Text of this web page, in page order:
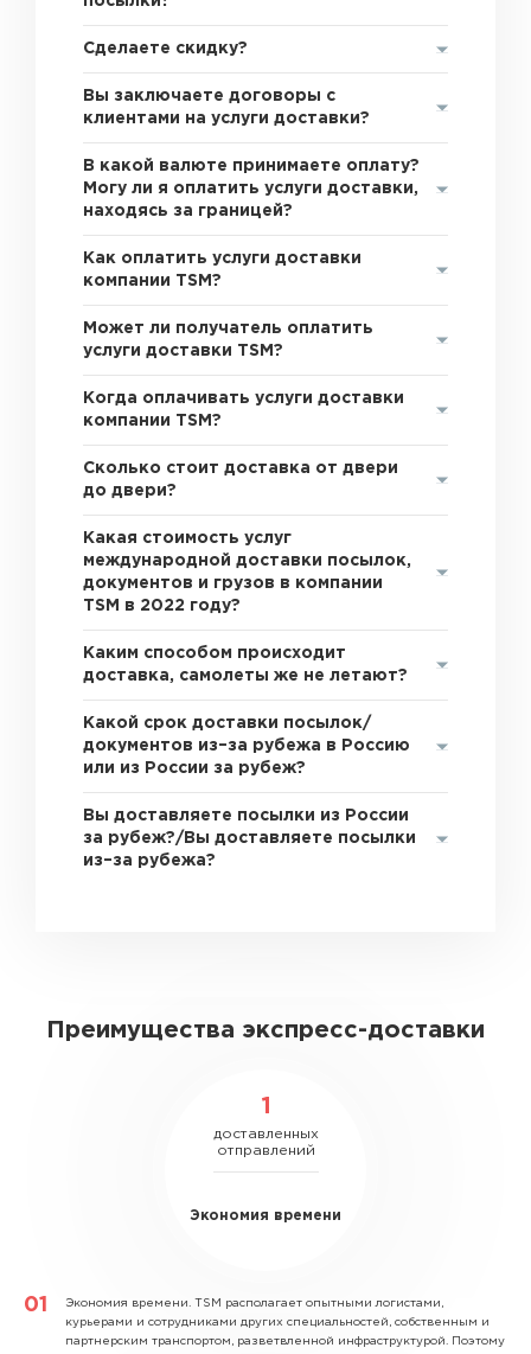
Сделаете скидку?
Вы заключаете договоры с
клиентами на услуги доставки?
В какой валюте принимаете оплату?
Могу ли я оплатить услуги доставки,
находясь за границей?
Как оплатить услуги доставки
компании TSM?
Может ли получатель оплатить
услуги доставки TSM?
Когда оплачивать услуги доставки
компании TSM?
Сколько стоит доставка от двери
до двери?
Какая стоимость услуг
международной доставки посылок,
документов и грузов в компании
TSM в 2022 году?
Каким способом происходит
доставка, самолеты же не летают?
Какой срок доставки посылок/
документов из–за рубежа в Россию
или из России за рубеж?
Вы доставляете посылки из России
за рубеж?/Вы доставляете посылки
из–за рубежа?
Преимущества экспресс-доставки
1
доставленных
отправлений
Экономия времени
Экономия времени. TSM располагает опытными логистами,
курьерами и сотрудниками других специальностей, собственным и
партнерским транспортом, разветвленной инфраструктурой. Поэтому